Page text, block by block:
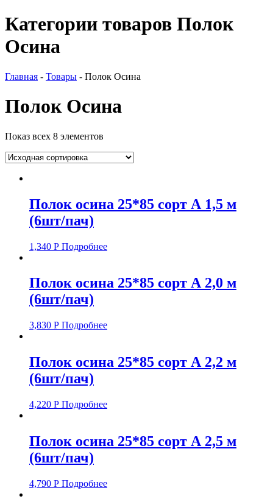
Категории товаров Полок
Осина
Главная - Товары - Полок Осина
Полок Осина
Показ всех 8 элементов
Полок осина 25*85 сорт А 1,5 м
(6шт/пач)
1,340 Р Подробнее
Полок осина 25*85 сорт А 2,0 м
(6шт/пач)
3,830 Р Подробнее
Полок осина 25*85 сорт А 2,2 м
(6шт/пач)
4,220 Р Подробнее
Полок осина 25*85 сорт А 2,5 м
(6шт/пач)
4,790 Р Подробнее